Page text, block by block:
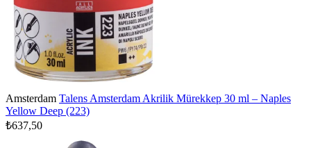
Amsterdam Talens Amsterdam Akrilik Mürekkep 30 ml – Naples
Yellow Deep (223)
₺637,50